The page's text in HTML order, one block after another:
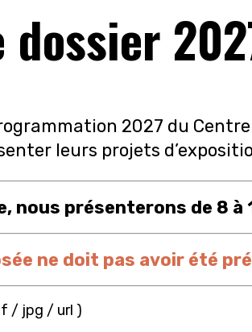
dossier
2027 du
leurs projets
nous présenterons de 8
ne doit pas avoir été
/ jpg / url )